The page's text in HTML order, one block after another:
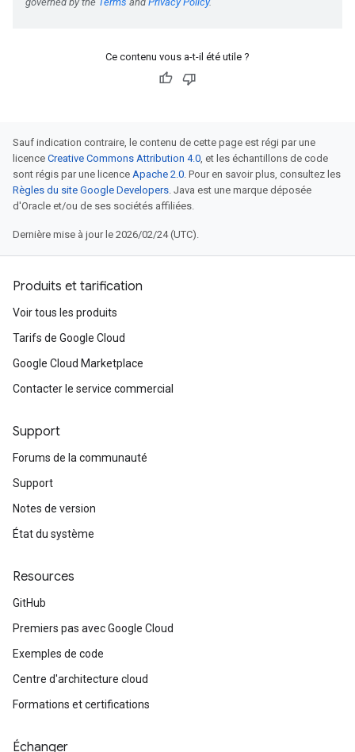
Ce contenu vous a-t-il été utile ?
Sauf indication contraire, le contenu de cette page est régi par une
licence Creative Commons Attribution 4.0, et les échantillons de code
sont régis par une licence Apache 2.0. Pour en savoir plus, consultez les
Règles du site Google Developers. Java est une marque déposée
d'Oracle et/ou de ses sociétés affiliées.
Dernière mise à jour le 2026/02/24 (UTC).
Produits et tarification
Voir tous les produits
Tarifs de Google Cloud
Google Cloud Marketplace
Contacter le service commercial
Support
Forums de la communauté
Support
Notes de version
État du système
Resources
GitHub
Premiers pas avec Google Cloud
Exemples de code
Centre d'architecture cloud
Formations et certifications
Échanger